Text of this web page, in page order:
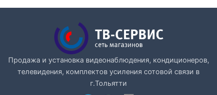
Продажа и установка видеонаблюдения, кондиционеров,
телевидения, комплектов усиления сотовой связи в
г.Тольятти